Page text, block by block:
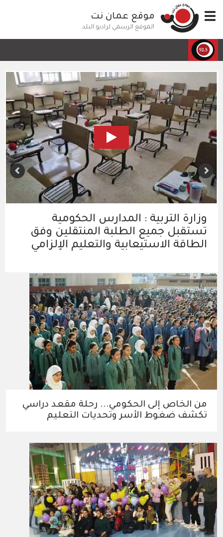
إلى
المحتوى
الرئيسي
Toggle
navigation
موقع عمان نت
الموقع الرسمي لراديو البلد
وزارة التربية : المدارس الحكومية
تستقبل جميع الطلبة المنتقلين وفق
الطاقة الاستيعابية والتعليم الإلزامي
من الخاص إلى الحكومي... رحلة مقعد دراسي
تكشف ضغوط الأسر وتحديات التعليم